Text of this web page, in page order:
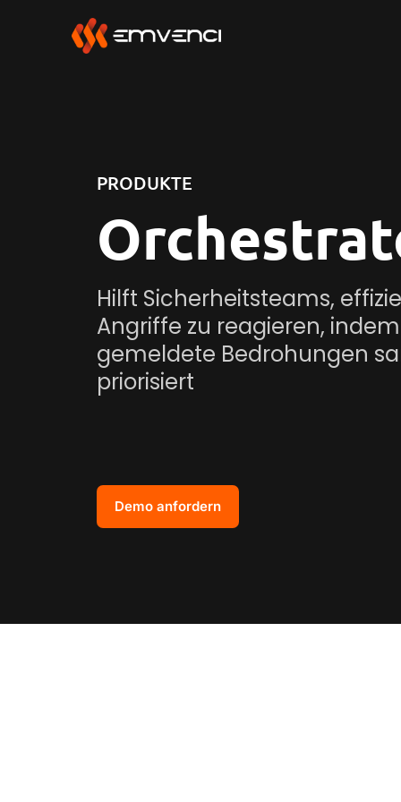
PRODUKTE
Hilft Sicherheitsteams,
Angriffe zu reagieren,
gemeldete Bedrohungen
priorisiert
Demo anfordern